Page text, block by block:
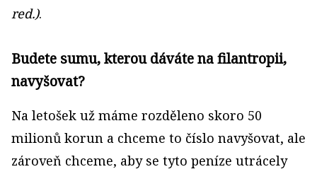
red.).
Budete sumu, kterou dáváte na filantropii,
navyšovat?
Na letošek už máme rozděleno skoro 50
milionů korun a chceme to číslo navyšovat, ale
zároveň chceme, aby se tyto peníze utrácely